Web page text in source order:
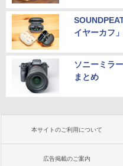
イヤーカフ
ソニーミラ
まとめ
本サイトのご利用について
広告掲載のご案内